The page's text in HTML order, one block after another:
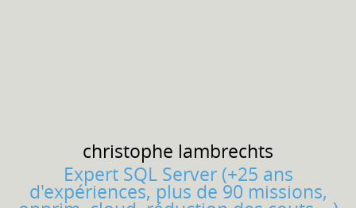
christophe lambrechts
Expert SQL Server (+25 ans
d'expériences, plus de 90 missions,